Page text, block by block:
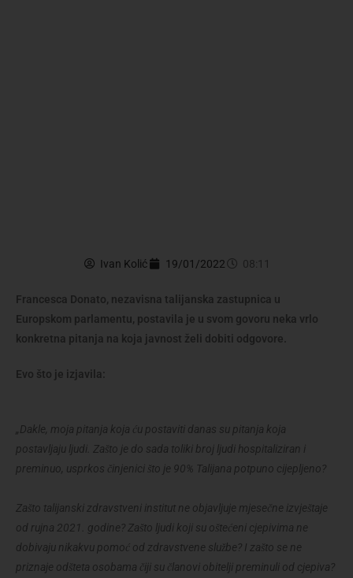
Ivan Kolić 19/01/2022 08:11
Francesca Donato, nezavisna talijanska zastupnica u
Europskom parlamentu, postavila je u svom govoru neka vrlo
konkretna pitanja na koja javnost želi dobiti odgovore.
Evo što je izjavila:
„Dakle, moja pitanja koja ću postaviti danas su pitanja koja
postavljaju ljudi. Zašto je do sada toliki broj ljudi hospitaliziran i
preminuo, usprkos činjenici što je 90% Talijana potpuno cijepljeno?
Zašto talijanski zdravstveni institut ne objavljuje mjesečne izvještaje
od rujna 2021. godine? Zašto ljudi koji su oštećeni cjepivima ne
dobivaju nikakvu pomoć od zdravstvene službe? I zašto se ne
priznaje odšteta osobama čiji su članovi obitelji preminuli od cjepiva?